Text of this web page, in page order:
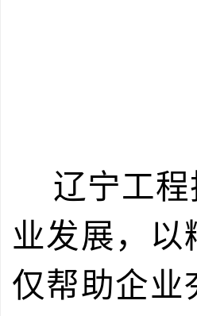
辽宁工
业发展，以
仅帮助企业